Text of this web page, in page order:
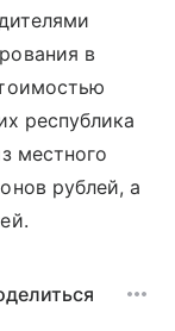
в
республика
местного
рублей, а